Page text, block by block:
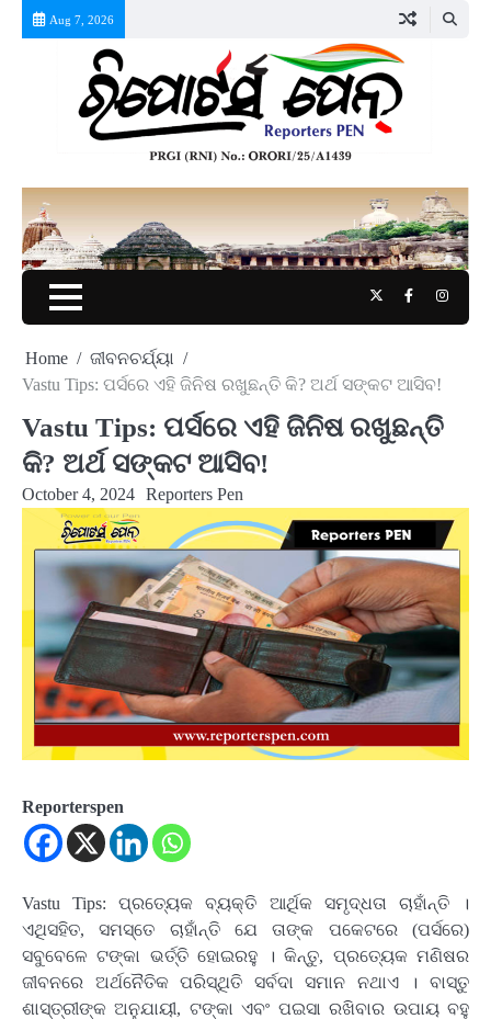
Aug 7, 2026
TwitterFacebook
Home
ଜୀବନଚର୍ଯ୍ୟା
Vastu Tips: ପର୍ସରେ ଏହି ଜିନିଷ ରଖୁଛନ୍ତି କି? ଅର୍ଥ ସଙ୍କଟ ଆସିବ!
Vastu Tips: ପର୍ସରେ ଏହି ଜିନିଷ ରଖୁଛନ୍ତି
କି? ଅର୍ଥ ସଙ୍କଟ ଆସିବ!
October 4, 2024 Reporters Pen
Reporterspen
Vastu Tips:ପ୍ରତ୍ୟେକ ବ୍ୟକ୍ତି ଆର୍ଥିକ ସମୃଦ୍ଧତା ଚାହାଁନ୍ତି ।
ଏଥିସହିତ, ସମସ୍ତେ ଚାହାଁନ୍ତି ଯେ ତାଙ୍କ ପକେଟରେ (ପର୍ସରେ)
ସବୁବେଳେ ଟଙ୍କା ଭର୍ତ୍ତି ହୋଇରହୁ । କିନ୍ତୁ, ପ୍ରତ୍ୟେକ ମଣିଷର
ଜୀବନରେ ଅର୍ଥନୈତିକ ପରିସ୍ଥିତି ସର୍ବଦା ସମାନ ନଥାଏ । ବାସ୍ତୁ
ଶାସ୍ତ୍ରୀଙ୍କ ଅନୁଯାୟୀ, ଟଙ୍କା ଏବଂ ପଇସା ରଖିବାର ଉପାୟ ବହୁ